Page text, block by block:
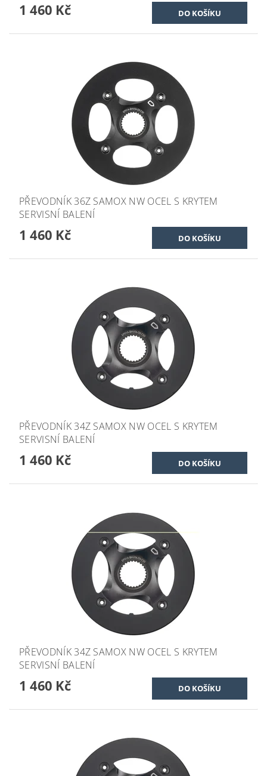
1 460 Kč
PŘEVODNÍK 36Z SAMOX NW OCEL S KRYTEM
SERVISNÍ BALENÍ
1 460 Kč
PŘEVODNÍK 34Z SAMOX NW OCEL S KRYTEM
SERVISNÍ BALENÍ
1 460 Kč
PŘEVODNÍK 34Z SAMOX NW OCEL S KRYTEM
SERVISNÍ BALENÍ
1 460 Kč